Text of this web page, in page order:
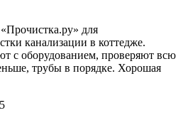
для
канализации в коттедже.
с оборудованием, проверяют всю
трубы в порядке. Хорошая